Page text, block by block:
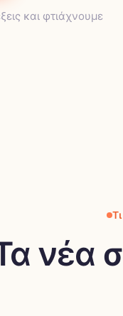
και φτιάχνουμε
νέα